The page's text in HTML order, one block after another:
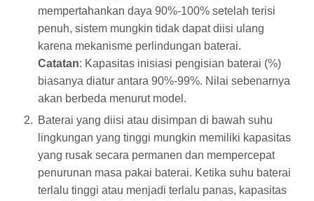
mempertahankan daya 90%-100% setelah terisi
penuh, sistem mungkin tidak dapat diisi ulang
karena mekanisme perlindungan baterai.
Catatan: Kapasitas inisiasi pengisian baterai (%)
biasanya diatur antara 90%-99%. Nilai sebenarnya
akan berbeda menurut model.
Baterai yang diisi atau disimpan di bawah suhu
lingkungan yang tinggi mungkin memiliki kapasitas
yang rusak secara permanen dan mempercepat
penurunan masa pakai baterai. Ketika suhu baterai
terlalu tinggi atau menjadi terlalu panas, kapasitas